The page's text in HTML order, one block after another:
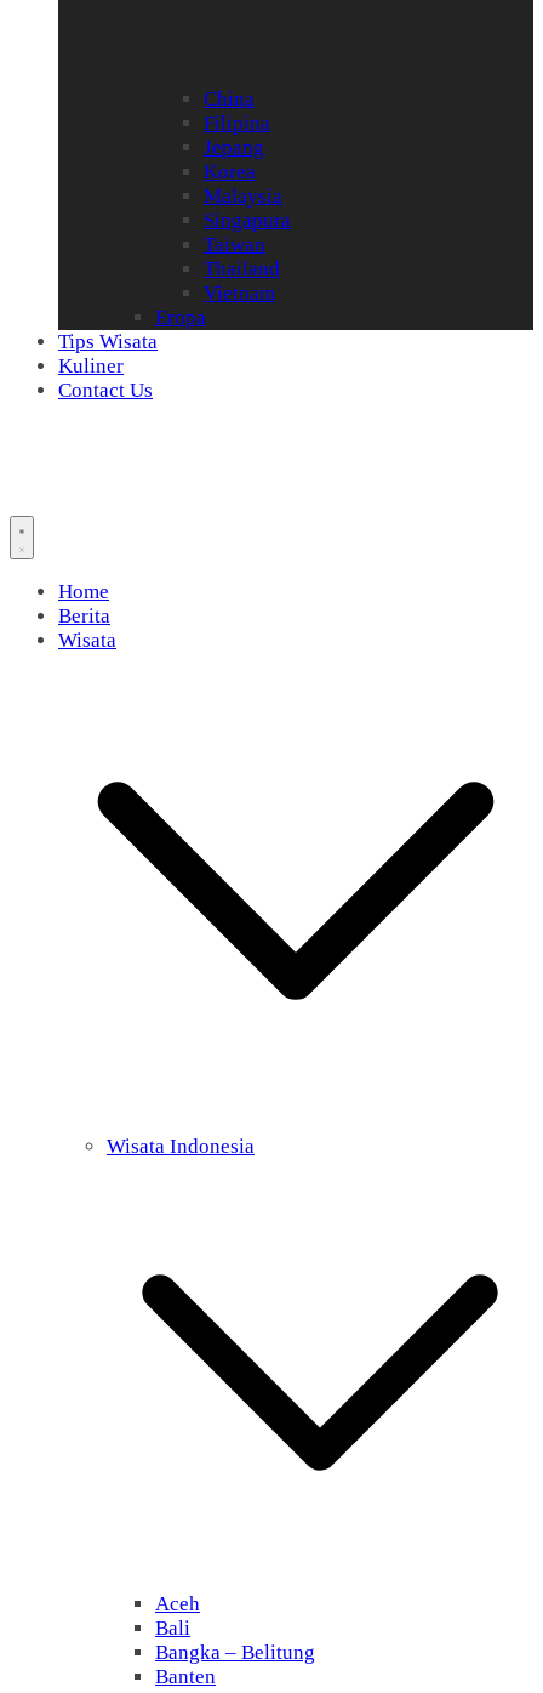
China
Filipina
Jepang
Korea
Malaysia
Singapura
Taiwan
Thailand
Vietnam
Eropa
Tips Wisata
Kuliner
Contact Us
Home
Berita
Wisata
Wisata Indonesia
Aceh
Bali
Bangka – Belitung
Banten